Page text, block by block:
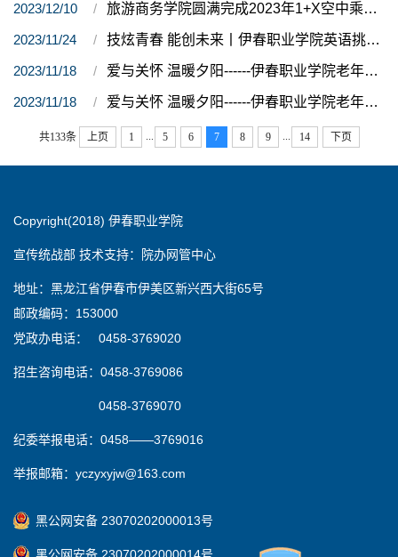
2023/12/10 旅游商务学院圆满完成2023年1+X空中乘务职业技能等级证书考试
2023/11/24 技炫青春 能创未来丨伊春职业学院英语挑战赛暨省选拔赛圆满落幕
2023/11/18 爱与关怀 温暖夕阳------伊春职业学院老年护理技能比赛
2023/11/18 爱与关怀 温暖夕阳------伊春职业学院老年护理技能比赛
共133条 上页 1 5 6 7 8 9 14 下页
Copyright(2018) 伊春职业学院
宣传统战部 技术支持：院办网管中心
地址：黑龙江省伊春市伊美区新兴西大街65号
邮政编码：153000
党政办电话： 0458-3769020
招生咨询电话：0458-3769086
0458-3769070
纪委举报电话：0458——3769016
举报邮箱：yczyxyjw@163.com
黑公网安备 23070202000013号